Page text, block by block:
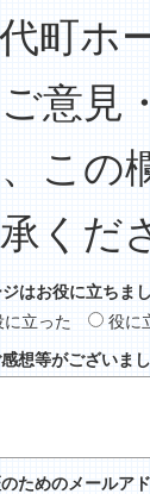
町ホ
意見
この
くだ
はお役に立ちま
立った
役に
想等がございま
ためのメールア